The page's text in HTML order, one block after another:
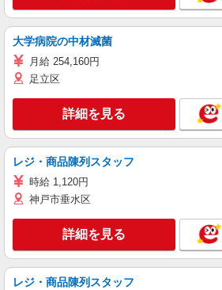
大学病院の中材滅菌
月給 254,160円
足立区
詳細を見る
レジ・商品陳列スタッフ
時給 1,120円
神戸市垂水区
詳細を見る
レジ・商品陳列スタッフ